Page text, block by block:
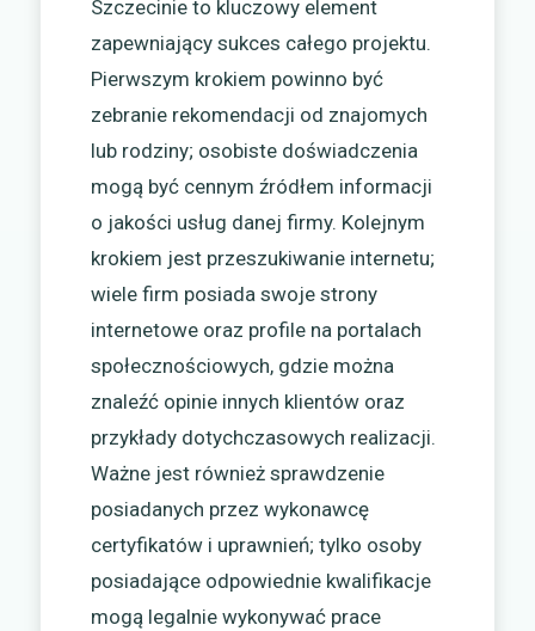
Szczecinie to kluczowy element
zapewniający sukces całego projektu.
Pierwszym krokiem powinno być
zebranie rekomendacji od znajomych
lub rodziny; osobiste doświadczenia
mogą być cennym źródłem informacji
o jakości usług danej firmy. Kolejnym
krokiem jest przeszukiwanie internetu;
wiele firm posiada swoje strony
internetowe oraz profile na portalach
społecznościowych, gdzie można
znaleźć opinie innych klientów oraz
przykłady dotychczasowych realizacji.
Ważne jest również sprawdzenie
posiadanych przez wykonawcę
certyfikatów i uprawnień; tylko osoby
posiadające odpowiednie kwalifikacje
mogą legalnie wykonywać prace